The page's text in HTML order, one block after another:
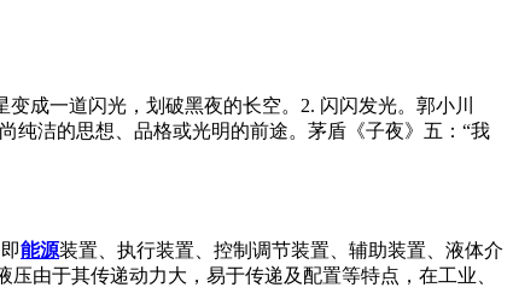
成一道闪光，划破黑夜的长空。2. 闪闪发光。郭小川
纯洁的思想、品格或光明的前途。茅盾《子夜》五：“我
能源装置、执行装置、控制调节装置、辅助装置、液体介
由于其传递动力大，易于传递及配置等特点，在工业、